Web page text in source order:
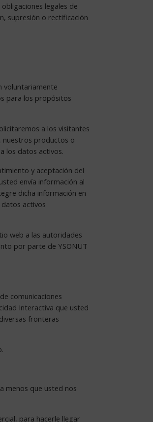
legales de
supresión o rectificación
voluntariamente
para los propósitos
a los visitantes
nuestros productos o
los datos activos.
y aceptación del
envía información al
dicha información en
activos
web a las autoridades
por parte de YSONUT
comunicaciones
Interactiva que usted
fronteras
menos que usted nos
para hacerle llegar